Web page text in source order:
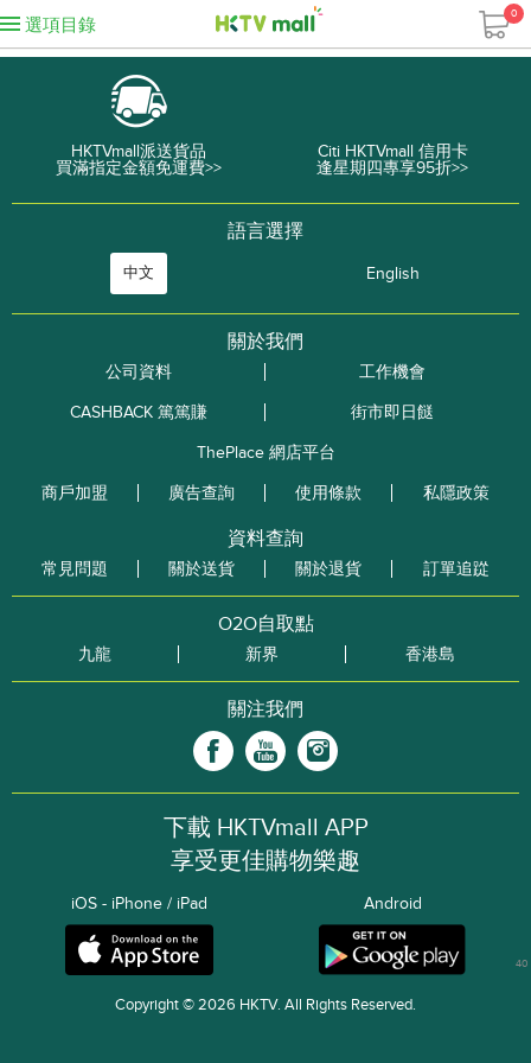
選項目錄
0
HKTVmall派送貨品
買滿指定金額免運費>>
Citi HKTVmall 信用卡
逢星期四專享95折>>
語言選擇
中文 English
關於我們
公司資料
工作機會
CASHBACK 篤篤賺
街市即日餸
ThePlace 網店平台
商戶加盟
廣告查詢 使用條款 私隱政策
資料查詢
常見問題 關於送貨 關於退貨 訂單追踨
O2O自取點
九龍 新界 香港島
關注我們
下載 HKTVmall APP
享受更佳購物樂趣
iOS - iPhone / iPad Android
Copyright © 2026 HKTV. All Rights Reserved.
40